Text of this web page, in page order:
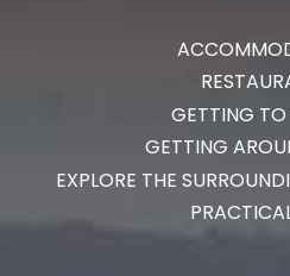
GETTING TO
GETTING
EXPLORE THE